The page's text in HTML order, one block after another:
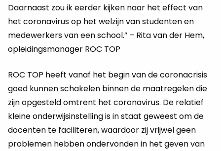
Daarnaast zou ik eerder kijken naar het effect van
het coronavirus op het welzijn van studenten en
medewerkers van een school.” – Rita van der Hem,
opleidingsmanager ROC TOP
ROC TOP heeft vanaf het begin van de coronacrisis
goed kunnen schakelen binnen de maatregelen die
zijn opgesteld omtrent het coronavirus. De relatief
kleine onderwijsinstelling is in staat geweest om de
docenten te faciliteren, waardoor zij vrijwel geen
problemen hebben ondervonden in het geven van